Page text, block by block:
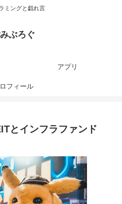
ミングと戯れ言
ぶろぐ
アプリ
フィール
とインフラファンド